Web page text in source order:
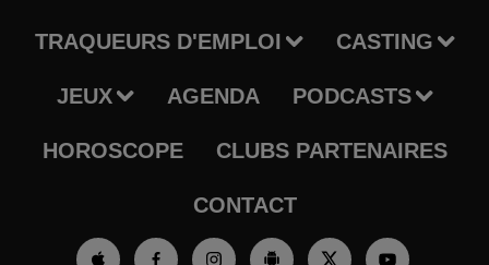
TRAQUEURS D'EMPLOI CASTING
JEUX AGENDA PODCASTS
HOROSCOPE CLUBS PARTENAIRES
CONTACT